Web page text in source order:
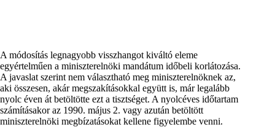
A módosítás legnagyobb visszhangot kiváltó eleme
egyértelműen a miniszterelnöki mandátum időbeli korlátozása.
A javaslat szerint nem választható meg miniszterelnöknek az,
aki összesen, akár megszakításokkal együtt is, már legalább
nyolc éven át betöltötte ezt a tisztséget. A nyolcéves időtartam
számításakor az 1990. május 2. vagy azután betöltött
miniszterelnöki megbízatásokat kellene figyelembe venni.